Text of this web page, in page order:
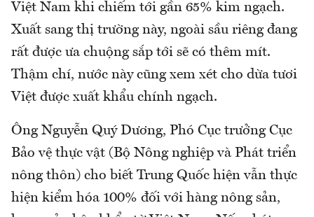
Việt Nam khi chiếm tới gần 65% kim ngạch.
Xuất sang thị trường này, ngoài sầu riêng đang
rất được ưa chuộng sắp tới sẽ có thêm mít.
Thậm chí, nước này cũng xem xét cho dừa tươi
Việt được xuất khẩu chính ngạch.
Ông Nguyễn Quý Dương, Phó Cục trưởng Cục
Bảo vệ thực vật (Bộ Nông nghiệp và Phát triển
nông thôn) cho biết Trung Quốc hiện vẫn thực
hiện kiểm hóa 100% đối với hàng nông sản,